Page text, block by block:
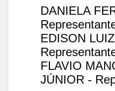
DANIELA
EDISON
FLAVIO
JÚNIOR -